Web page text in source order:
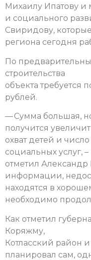
Михаилу Ипатову и
и социального
Свиридову,
региона сегодня
По
строительства
объекта требуется
рублей.
— Сумма большая,
получится
охват детей и
социальных услуг,
отметил
информации,
находятся в
необходимо
Как отметил
Коряжму,
Котласский район
планировал сам,